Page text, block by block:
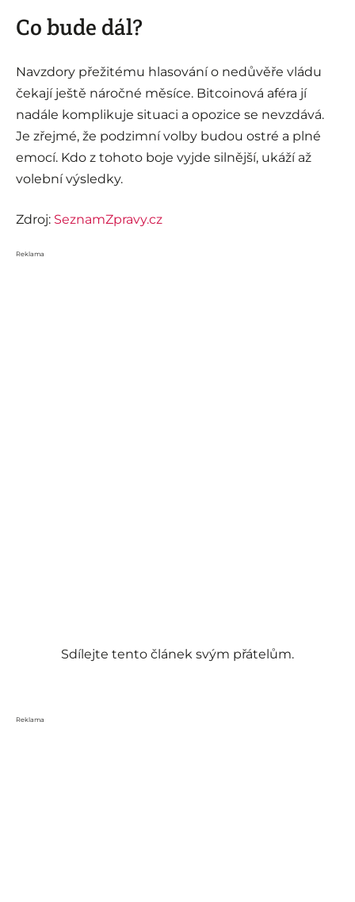
Co bude dál?
Navzdory přežitému hlasování o nedůvěře vládu
čekají ještě náročné měsíce. Bitcoinová aféra jí
nadále komplikuje situaci a opozice se nevzdává.
Je zřejmé, že podzimní volby budou ostré a plné
emocí. Kdo z tohoto boje vyjde silnější, ukáží až
volební výsledky.
Zdroj: SeznamZpravy.cz
Reklama
Sdílejte tento článek svým přátelům.
Reklama